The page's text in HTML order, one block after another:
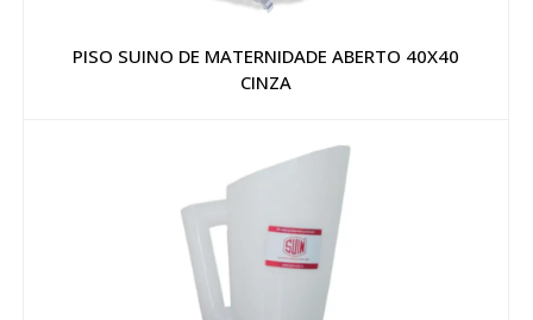
PISO SUINO DE MATERNIDADE ABERTO 40X40
CINZA